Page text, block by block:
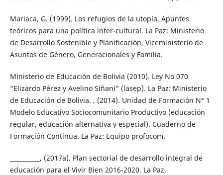
Mariaca, G. (1999). Los refugios de la utopía. Apuntes
teóricos para una política inter-cultural. La Paz: Ministerio
de Desarrollo Sostenible y Planificación, Viceministerio de
Asuntos de Género, Generacionales y Familia.
Ministerio de Educación de Bolivia (2010). Ley No 070
“Elizardo Pérez y Avelino Siñani” (lasep). La Paz: Ministerio
de Educación de Bolivia. , (2014). Unidad de Formación N° 1
Modelo Educativo Sociocomunitario Productivo (educación
regular, educación alternativa y especial). Cuaderno de
Formación Continua. La Paz: Equipo profocom.
__________, (2017a). Plan sectorial de desarrollo integral de
educación para el Vivir Bien 2016-2020. La Paz.